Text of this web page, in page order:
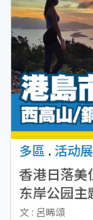
多區 . 活动
香港日落美
东岸公园
文 : 呂晞頌